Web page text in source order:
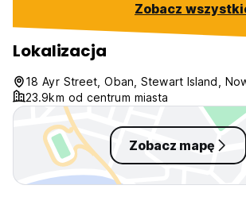
Zobacz
Lokalizacja
18 Ayr Street, Oban, Stewart Island,
23.9km od centrum miasta
Zobacz mapę